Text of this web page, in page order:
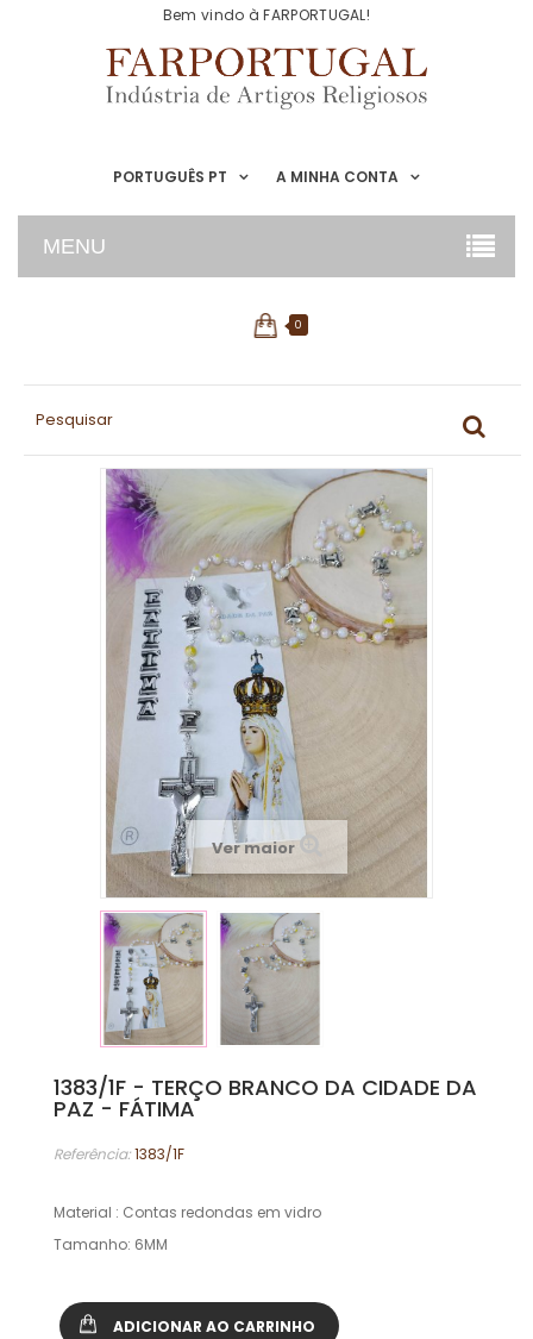
PORTUGUÊS PT
Bem vindo à FARPORTUGAL!
A MINHA CONTA
MENU
0
Ver maior
1383/1F - TERÇO BRANCO DA CIDADE DA
PAZ - FÁTIMA
Referência:1383/1F
Material : Contas redondas em vidro
Tamanho: 6MM
ADICIONAR AO CARRINHO